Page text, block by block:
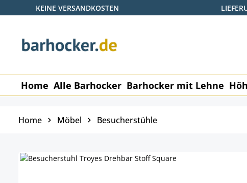
Hauptinhalt springen
Zur Suche springen
Zur Hauptnavigation springen
KEINE VERSANDKOSTEN
Home Alle Barhocker Barhocker mit Lehne
Home Möbel Besucherstühle